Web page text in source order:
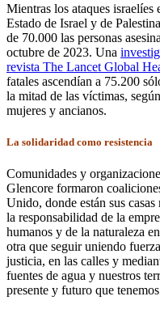
Mientras los ataques israelíes
Estado de Israel y de
de 70.000 las personas
octubre de 2023. Una
revista The Lancet Global
fatales ascendían a 75.200
la mitad de las víctimas,
mujeres y ancianos.
La solidaridad como resistencia
Comunidades y
Glencore formaron
Unido, donde están sus
la responsabilidad de la
humanos y de la naturaleza
otra que seguir uniendo
justicia, en las calles y
fuentes de agua y nuestros
presente y futuro que